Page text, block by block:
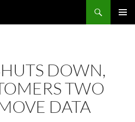
DOWN,
TWO
DATA